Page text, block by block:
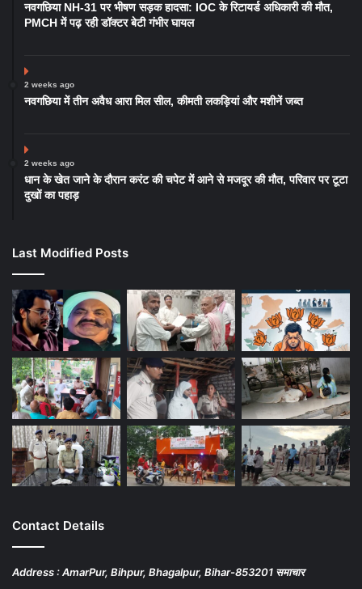
नवगछिया NH-31 पर भीषण सड़क हादसा: IOC के रिटायर्ड अधिकारी की मौत,
PMCH में पढ़ रही डॉक्टर बेटी गंभीर घायल
2 weeks ago
नवगछिया में तीन अवैध आरा मिल सील, कीमती लकड़ियां और मशीनें जब्त
2 weeks ago
धान के खेत जाने के दौरान करंट की चपेट में आने से मजदूर की मौत, परिवार पर टूटा
दुखों का पहाड़
Last Modified Posts
Contact Details
Address : AmarPur, Bihpur, Bhagalpur, Bihar-853201 समाचार